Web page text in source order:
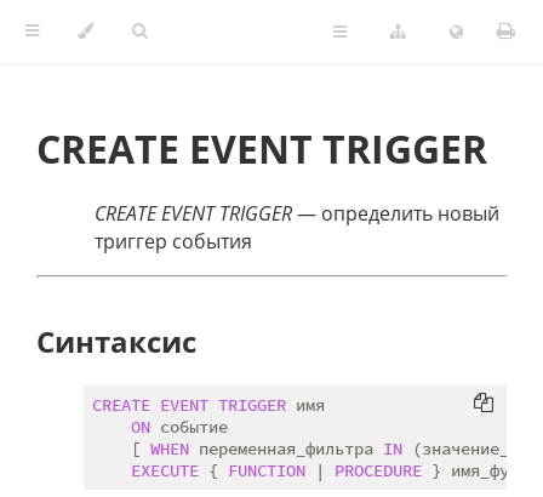
CREATE EVENT TRIGGER
CREATE EVENT TRIGGER— определить новый
триггер события
Синтаксис
CREATE EVENT TRIGGER имя
ON событие
    [
WHEN переменная_фильтра IN
EXECUTE { FUNCTION | PROCEDURE